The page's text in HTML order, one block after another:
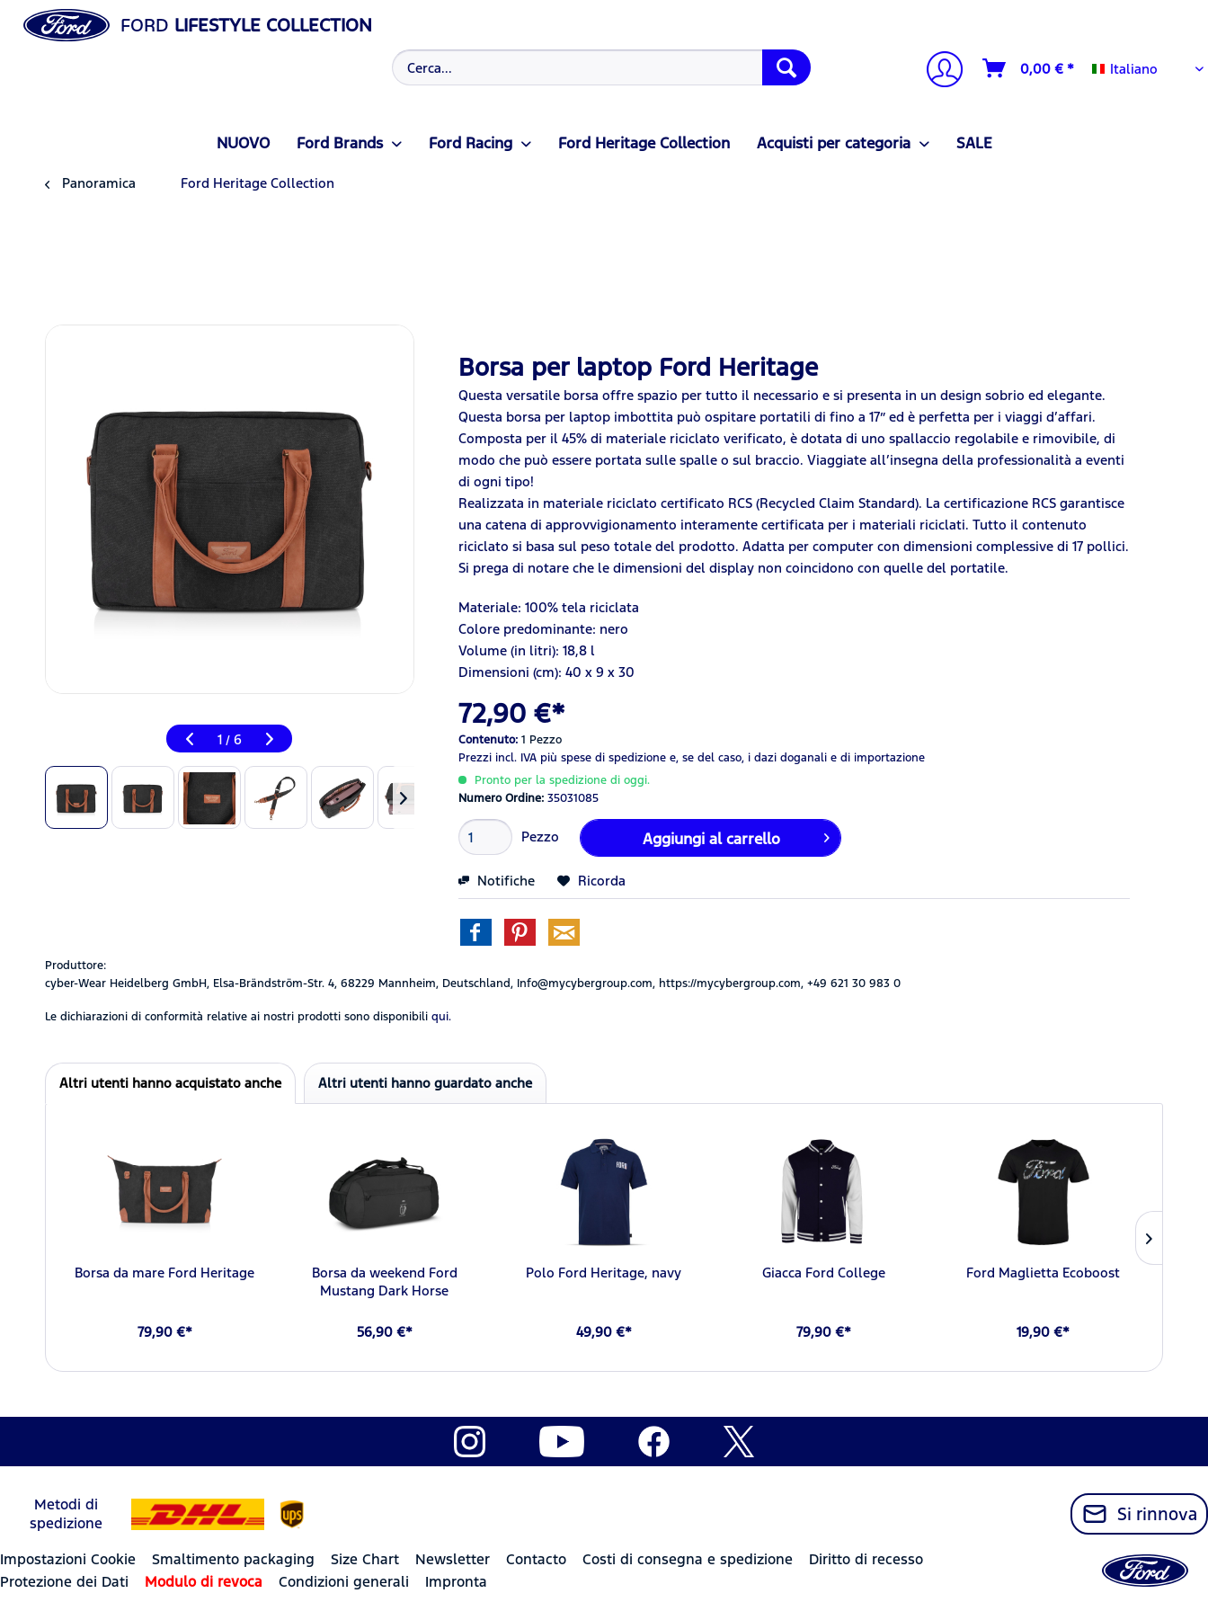
FORD LIFESTYLE COLLECTION
0,00 € * Italiano
Italiano
NUOVO Ford Brands Ford Racing Ford Heritage Collection Acquisti per categoria SALE
Panoramica Ford Heritage Collection
1 / 6
Borsa per laptop Ford Heritage
Questa versatile borsa offre spazio per tutto il necessario e si presenta in un design sobrio ed elegante.
Questa borsa per laptop imbottita può ospitare portatili di fino a 17” ed è perfetta per i viaggi d’affari.
Composta per il 45% di materiale riciclato verificato, è dotata di uno spallaccio regolabile e rimovibile, di
modo che può essere portata sulle spalle o sul braccio. Viaggiate all’insegna della professionalità a eventi
di ogni tipo!
Realizzata in materiale riciclato certificato RCS (Recycled Claim Standard). La certificazione RCS garantisce
una catena di approvvigionamento interamente certificata per i materiali riciclati. Tutto il contenuto
riciclato si basa sul peso totale del prodotto. Adatta per computer con dimensioni complessive di 17 pollici.
Si prega di notare che le dimensioni del display non coincidono con quelle del portatile.
Materiale:100%tela riciclata
Colore predominante: nero
Volume (in litri): 18,8 l
Dimensioni (cm): 40 x 9 x 30
72,90 €*
Contenuto:1 Pezzo
Prezzi incl. IVA più spese di spedizione e, se del caso, i dazi doganali e di importazione
Pronto per la spedizione di oggi.
Numero Ordine:35031085
Pezzo Aggiungi al carrello
Notifiche Ricorda
Produttore:
cyber-Wear Heidelberg GmbH, Elsa-Brändström-Str. 4, 68229 Mannheim, Deutschland, Info@mycybergroup.com, https://mycybergroup.com, +49 621 30 983 0
Le dichiarazioni di conformità relative ai nostri prodotti sono disponibili qui.
Altri utenti hanno acquistato anche Altri utenti hanno guardato anche
Borsa da mare Ford Heritage
79,90 €*
Borsa da weekend Ford
Mustang Dark Horse
56,90 €*
Polo Ford Heritage, navy
49,90 €*
Giacca Ford College
79,90 €*
Ford Maglietta Ecoboost
19,90 €*
Metodi di
spedizione
Si rinnova
Impostazioni Cookie Smaltimento packaging Size Chart Newsletter Contacto Costi di consegna e spedizione
Diritto di recesso
Protezione dei Dati
Modulo di revoca Condizioni generali Impronta